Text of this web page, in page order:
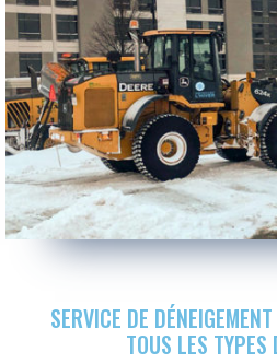
SERVICE DE
TOUS LES TYPES